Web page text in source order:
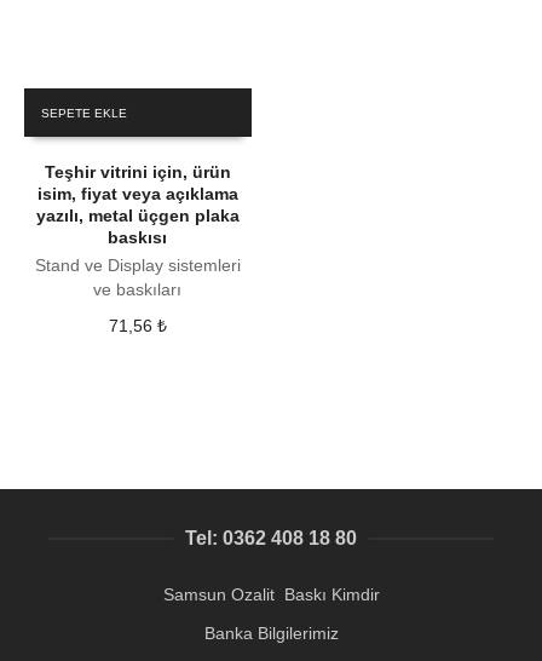
SEPETE EKLE
Teşhir vitrini için, ürün
isim, fiyat veya açıklama
yazılı, metal üçgen plaka
baskısı
Stand ve Display sistemleri
ve baskıları
71,56 ₺
Tel: 0362 408 18 80
Samsun Ozalit Baskı Kimdir
Banka Bilgilerimiz